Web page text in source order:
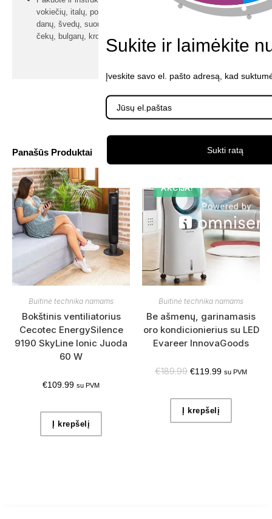
Panašūs Produktai
Buitinė technika namams
Bokštinis ventiliatorius
Cecotec EnergySilence
9190 SkyLine Ionic Juoda
60 W
€109.99 su PVM
Į krepšelį
AKCIJA!
Buitinė technika namams
Be ašmenų, garinamasis
oro kondicionierius su LED
Evareer InnovaGoods
€189.99 €119.99 su PVM
Į krepšelį
vokiečių, italų, portugalų, olandų, lenkų, vengrų, rumunų,
danų, švedų, suomių, lietuvių, norvegų, slovėnų, graikų,
čekų, bulgarų, kroatų, slovakų, estų, rusų, latvių
Sukite ir laimėkite
Įveskite savo el. pašto adresą, kad
Sukti ratą